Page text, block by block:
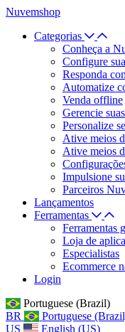
Nuvemshop
Categorias
Conheça a
Configure
Responda
Automatize
Venda offline
Gerencie
Personalize
Ative meios
Ative meios
Impulsione
Parceiros
Lançamentos
Ferramentas
Ferramentas
Loja de
Especialistas
Ecommerce
Login
Portuguese (Brazil)
BR
Portuguese
US
English (US)